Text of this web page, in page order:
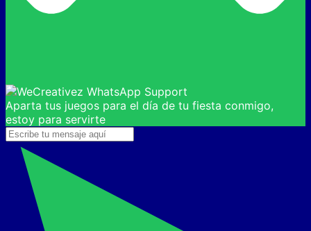
Aparta tus juegos para el día de tu fiesta conmigo,
estoy para servirte